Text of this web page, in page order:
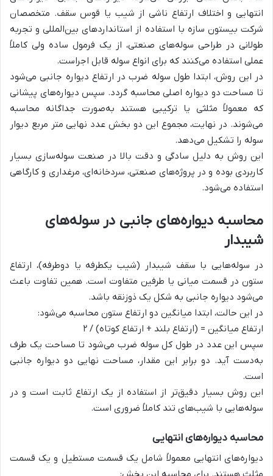
انتهایی و اختلاف ارتفاع ناشی از شیب یا قوس سقف. متخصصان
شرکت بیستون سازه با استفاده از استانداردهای بین‌المللی و تجربه
طولانی در طراحی سوله‌های صنعتی، از یک فرمول ساده ولی کاملاً
عملی استفاده می‌کنند که برای انواع سوله قابل اجراست.
در این روش، ابتدا طول سوله ضرب در ارتفاع دیواره جانبی می‌شود
تا مساحت دو دیواره اصلی محاسبه گردد. سپس دیواره‌های پیشانی
که معمولاً مثلثی یا ترکیبی هستند به‌صورت جداگانه محاسبه
می‌شوند. در نهایت، مجموع این دو بخش عدد نهایی متر مربع دیوار
سوله را تشکیل می‌دهد.
این روش به دلیل سادگی و دقت بالا در صنعت سوله‌سازی بسیار
کاربردی بوده و در پروژه‌های صنعتی، سردخانه‌ای، مرغداری و کارگاهی
استفاده می‌شود.
محاسبه دیواره‌های جانبی در سوله‌های
شیبدار
در سوله‌هایی با سقف شیبدار (شیب یکطرفه یا دوطرفه)، ارتفاع
ستون در قسمت میانی یا طرفین متفاوت است. همین تفاوت باعث
می‌شود دیواره جانبی به شکل یک ذوزنقه باشد.
در این حالت، ابتدا میانگین دو ارتفاع ستون محاسبه می‌شود:
ارتفاع میانگین = (ارتفاع بلند + ارتفاع کوتاه) / ۲
سپس این عدد در طول کل سوله ضرب می‌شود تا مساحت یک طرف
به‌دست آید. دو برابر این مقدار، مساحت نهایی دو دیواره جانبی
است.
این روش بسیار دقیق‌تر از استفاده از یک ارتفاع ثابت است و در
سوله‌هایی با شیب‌های تند کاملاً ضروری است.
محاسبه دیواره‌های انتهایی
دیواره‌های انتهایی معمولاً شامل یک قسمت مستطیل و یک قسمت